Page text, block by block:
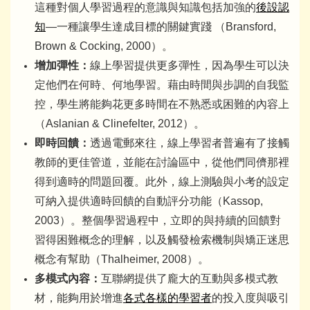
這種對個人學習過程的意識與知識包括加強的後設認
知—一種讓學生達成目標的關鍵實踐 （Bransford,
Brown & Cocking, 2000）。
增加彈性： 線上學習提供更多彈性，因為學生可以決
定他們在何時、何地學習。藉由時間與步調的自我監
控，學生將能夠花更多時間在不熟悉或困難的內容上
（Aslanian & Clinefelter, 2012）。
即時回饋： 透過電郵來往，線上學習者普遍有了接觸
教師的更佳管道，並能在討論區中，從他們同儕那裡
得到適時的問題回覆。此外，線上測驗與小考的設定
可納入提供適時回饋的自動評分功能（Kassop,
2003）。整個學習過程中，立即的與持續的回饋對
習得困難概念的理解，以及觸發檢索機制與矯正迷思
概念有幫助（Thalheimer, 2008）。
多模式內容： 互聯網提供了龐大的互動與多模式教
材，能夠用於增進各式各樣的學習者的投入度與吸引